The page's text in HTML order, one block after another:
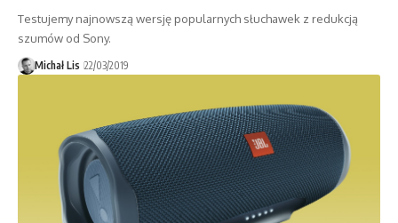
Testujemy najnowszą wersję popularnych słuchawek z redukcją
szumów od Sony.
Michał Lis 22/03/2019